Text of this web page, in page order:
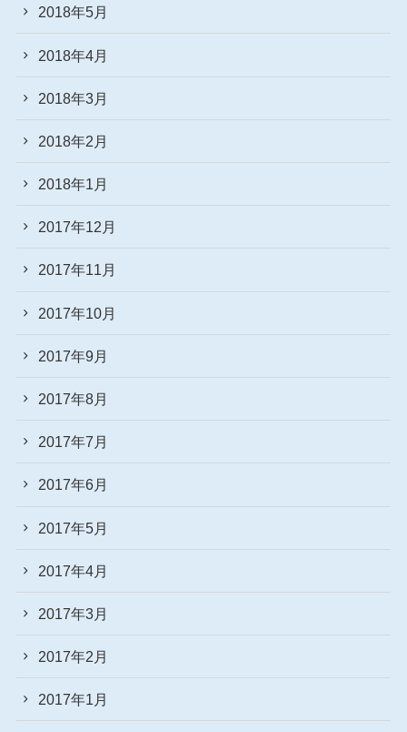
2018年5月
2018年4月
2018年3月
2018年2月
2018年1月
2017年12月
2017年11月
2017年10月
2017年9月
2017年8月
2017年7月
2017年6月
2017年5月
2017年4月
2017年3月
2017年2月
2017年1月